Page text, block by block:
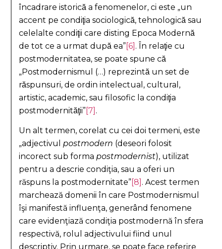
încadrare istorică a fenomenelor, ci este „un
accent pe condiţia sociologică, tehnologică sau
celelalte condiţii care disting Epoca Modernă
de tot ce a urmat după ea”[6] . În relaţie cu
postmodernitatea, se poate spune că
„Postmodernismul (…) reprezintă un set de
răspunsuri, de ordin intelectual, cultural,
artistic, academic, sau filosofic la condiţia
postmodernităţii”[7] .
Un alt termen, corelat cu cei doi termeni, este
„adjectivulpostmodern (deseori folosit
incorect sub formapostmodernist), utilizat
pentru a descrie condiţia, sau a oferi un
răspuns la postmodernitate”[8] . Acest termen
marchează domenii în care Postmodernismul
îşi manifestă influenţa, generând fenomene
care evidenţiază condiţia postmodernă în sfera
respectivă, rolul adjectivului fiind unul
descriptiv. Prin urmare, se poate face referire